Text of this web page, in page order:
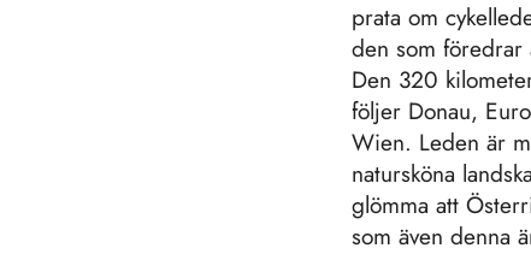
prata om
den som föredrar
Den 320
följer Donau,
Wien. Leden är
natursköna
glömma att
som även denna